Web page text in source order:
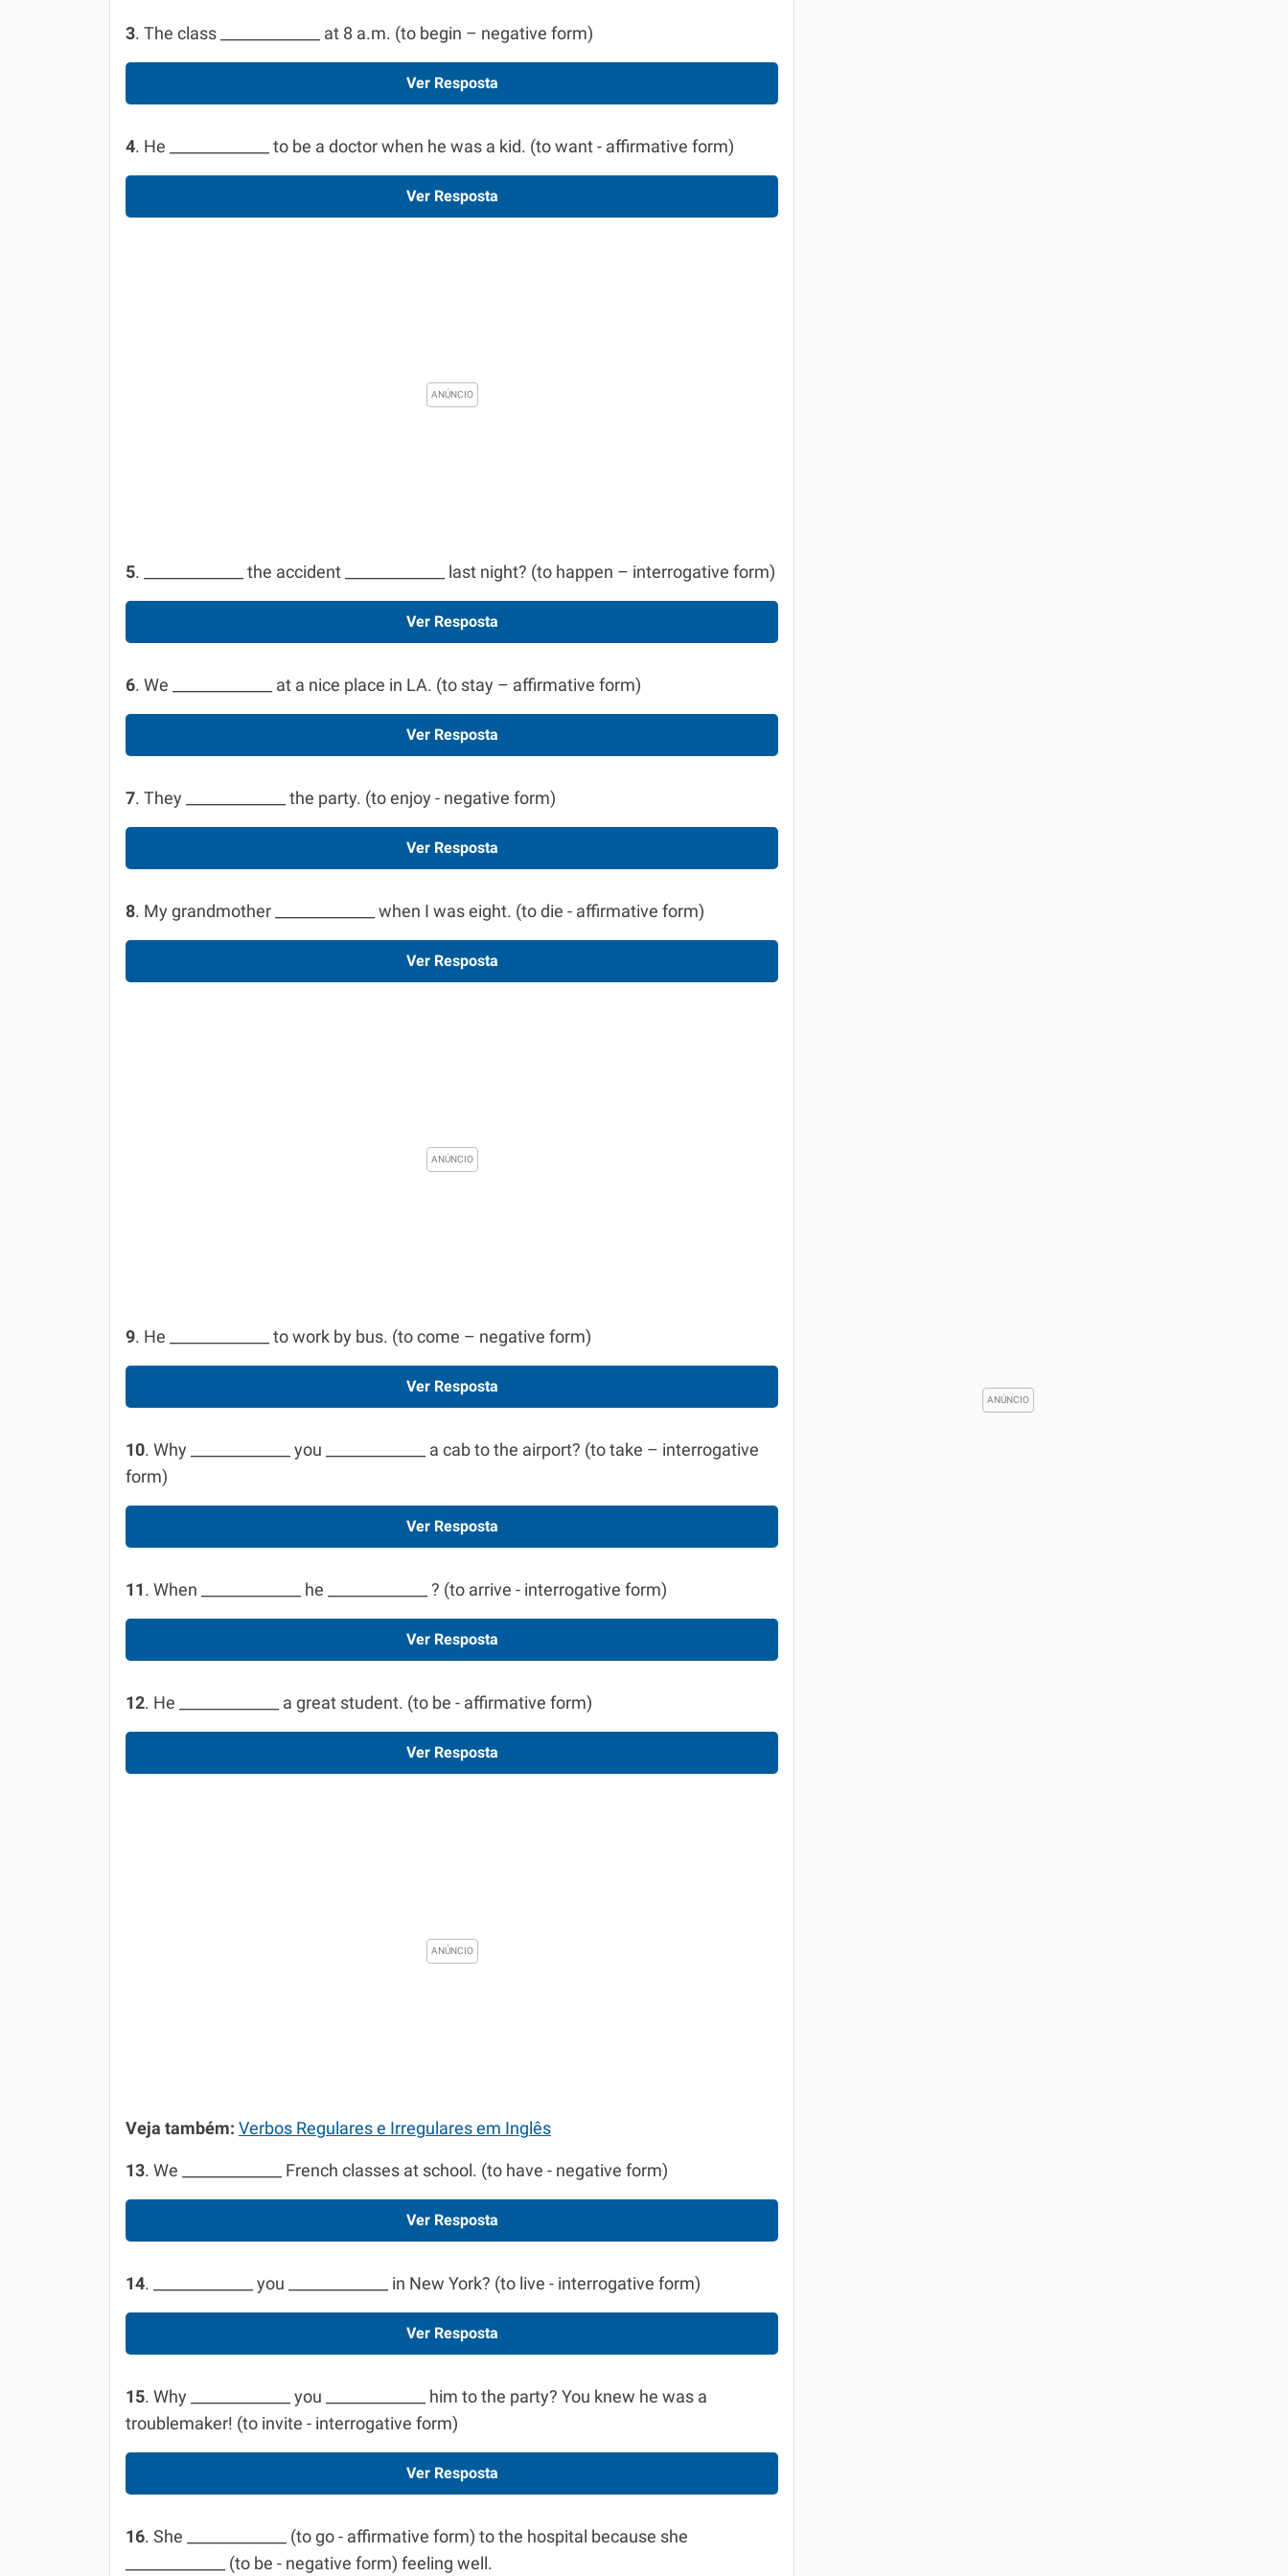
3. The class _____________ at 8 a.m. (to begin – negative form)
Ver Resposta
4. He _____________ to be a doctor when he was a kid. (to want - affirmative form)
Ver Resposta
5. _____________ the accident _____________ last night? (to happen – interrogative form)
Ver Resposta
6. We _____________ at a nice place in LA. (to stay – affirmative form)
Ver Resposta
7. They _____________ the party. (to enjoy - negative form)
Ver Resposta
8. My grandmother _____________ when I was eight. (to die - affirmative form)
Ver Resposta
9. He _____________ to work by bus. (to come – negative form)
Ver Resposta
10. Why _____________ you _____________ a cab to the airport? (to take – interrogative
form)
Ver Resposta
11 . When _____________ he _____________ ? (to arrive - interrogative form)
Ver Resposta
12. He _____________ a great student. (to be - affirmative form)
Ver Resposta
Veja também: Verbos Regulares e Irregulares em Inglês
13. We _____________ French classes at school. (to have - negative form)
Ver Resposta
14. _____________ you _____________ in New York? (to live - interrogative form)
Ver Resposta
15. Why _____________ you _____________ him to the party? You knew he was a
troublemaker! (to invite - interrogative form)
Ver Resposta
16. She _____________ (to go - affirmative form) to the hospital because she
_____________ (to be - negative form) feeling well.